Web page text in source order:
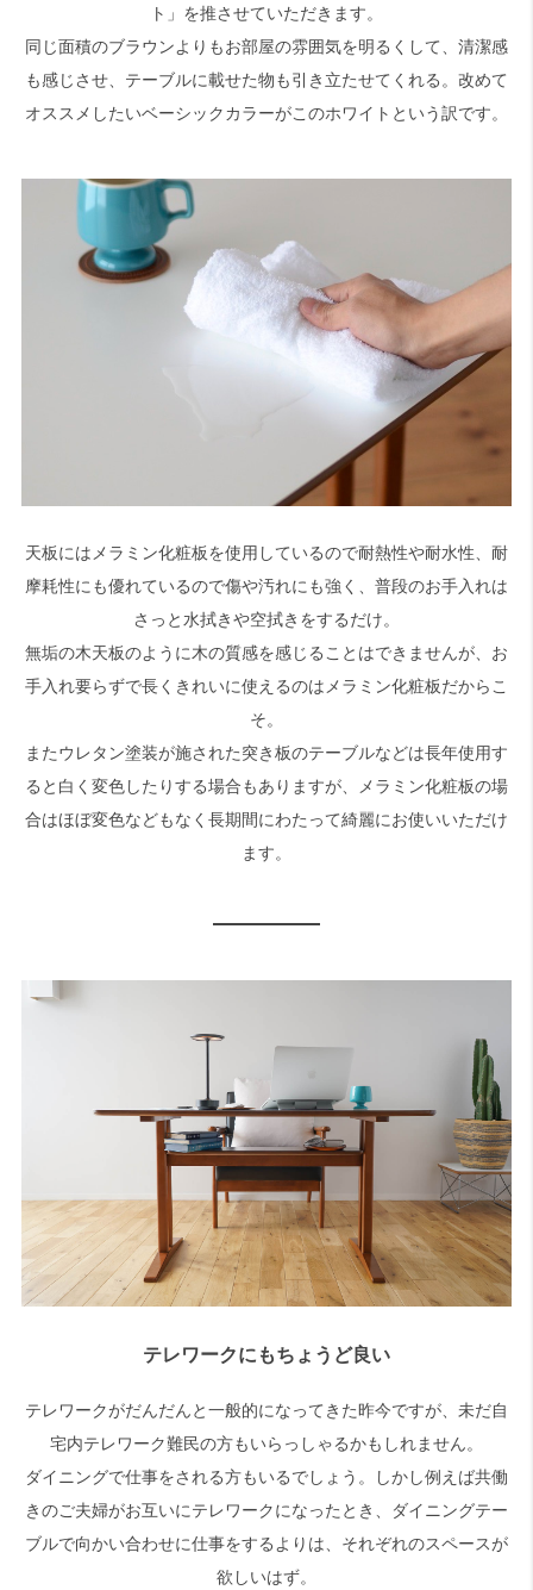
ト」を推させていただきます。
同じ面積のブラウンよりもお部屋の雰囲気を明るくして、清潔感
も感じさせ、テーブルに載せた物も引き立たせてくれる。改めて
オススメしたいベーシックカラーがこのホワイトという訳です。
天板にはメラミン化粧板を使用しているので耐熱性や耐水性、耐
摩耗性にも優れているので傷や汚れにも強く、普段のお手入れは
さっと水拭きや空拭きをするだけ。
無垢の木天板のように木の質感を感じることはできませんが、お
手入れ要らずで長くきれいに使えるのはメラミン化粧板だからこ
そ。
またウレタン塗装が施された突き板のテーブルなどは長年使用す
ると白く変色したりする場合もありますが、メラミン化粧板の場
合はほぼ変色などもなく長期間にわたって綺麗にお使いいただけ
ます。
テレワークにもちょうど良い
テレワークがだんだんと一般的になってきた昨今ですが、未だ自
宅内テレワーク難民の方もいらっしゃるかもしれません。
ダイニングで仕事をされる方もいるでしょう。しかし例えば共働
きのご夫婦がお互いにテレワークになったとき、ダイニングテー
ブルで向かい合わせに仕事をするよりは、それぞれのスペースが
欲しいはず。